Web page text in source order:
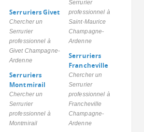
Serruriers Givet
Chercher un
Serrurier
professionnel à
Givet Champagne-
Ardenne
Serruriers
Montmirail
Chercher un
Serrurier
professionnel à
Montmirail
Serrurier
professionnel à
Saint-Maurice
Champagne-
Ardenne
Serruriers
Francheville
Chercher un
Serrurier
professionnel à
Francheville
Champagne-
Ardenne